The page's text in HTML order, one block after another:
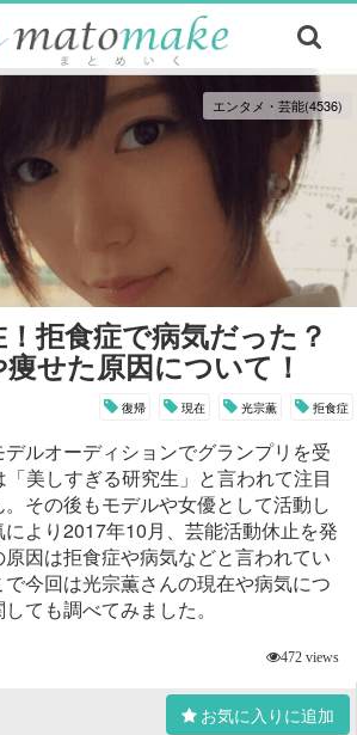
エンタメ・芸能(4536)
拒食症で病気だった？
せた原因について！
復帰 現在 光宗薫 拒食症
ルオーディションでグランプリを受
美しすぎる研究生」と言われて注目
その後もモデルや女優として活動し
より2017年10月、芸能活動休止を発
因は拒食症や病気などと言われてい
今回は光宗薫さんの現在や病気につ
ても調べてみました。
472 views
お気に入りに追加